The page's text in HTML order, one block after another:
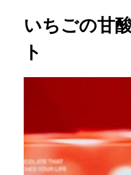
いちごの甘
ト